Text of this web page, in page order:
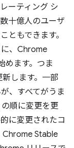
ーティング シ
十億人のユーザ
ともできます。
、Chrome
めます。つま
します。一部
、すべてがうま
順に変更を更
に変更されたコ
Chrome Stable